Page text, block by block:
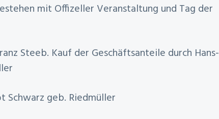
mit Offizeller Veranstaltung und Tag der
Steeb. Kauf der Geschäftsanteile durch Hans-
Schwarz geb. Riedmüller